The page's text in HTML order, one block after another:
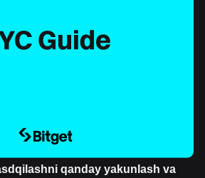
qanday yakunlash va